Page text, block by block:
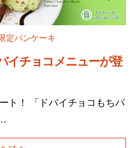
定パンケーキ
イチョコメニューが登
ト！ 「ドバイチョコもちパ